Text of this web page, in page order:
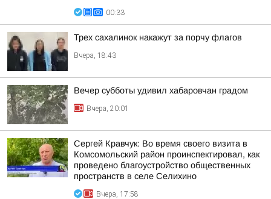
00:33
Трех сахалинок накажут за порчу флагов
Вчера, 18:43
Вечер субботы удивил хабаровчан градом
Вчера, 20:01
Сергей Кравчук: Во время своего визита в
Комсомольский район проинспектировал, как
проведено благоустройство общественных
пространств в селе Селихино
Вчера, 17:58